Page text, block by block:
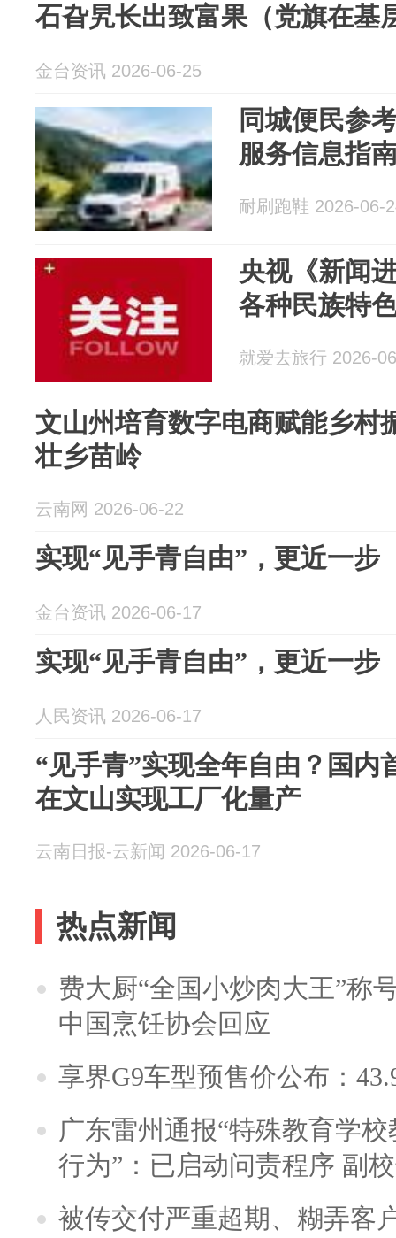
石旮旯长出致富果（党旗在基
金台资讯 2026-06-25
同城便民参
服务信息指
耐刷跑鞋 2026-06-
央视《新闻
各种民族特
就爱去旅行 2026-
文山州培育数字电商赋能乡村
壮乡苗岭
云南网 2026-06-22
实现“见手青自由”，更近一步
金台资讯 2026-06-17
实现“见手青自由”，更近一步
人民资讯 2026-06-17
“见手青”实现全年自由？国内
在文山实现工厂化量产
云南日报-云新闻 2026-06-17
热点新闻
费大厨“全国小炒肉大王”称
中国烹饪协会回应
享界G9车型预售价公布：
广东雷州通报“特殊教育学
行为”：已启动问责程序 副
被传交付严重超期、糊弄客